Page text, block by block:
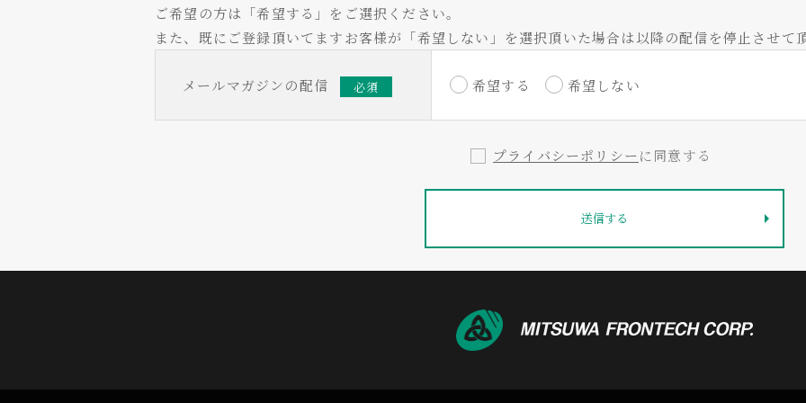
ご希望の方は「希望する」をご選択ください。
また、既にご登録頂いてますお客様が「希望しない」を選択頂いた場合は以降の配信を停止させて頂
メールマガジンの配信 必須 希望する 希望しない
プライバシーポリシーに同意する